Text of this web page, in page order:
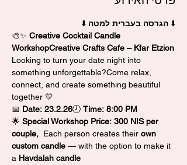
⬇️ הגרסה בעברית למטה ⬇️
🎨✨ Creative Cocktail Candle
WorkshopCreative Crafts Cafe – Kfar Etzion
Looking to turn your date night into
something unforgettable?Come relax,
connect, and create something beautiful
together 💛
📅 Date: 23.2.26🕗 Time: 8:00 PM
🌟 Special Workshop Price: 300 NIS per
couple, Each person creates their own
custom candle — with the option to make it
a Havdalah candle